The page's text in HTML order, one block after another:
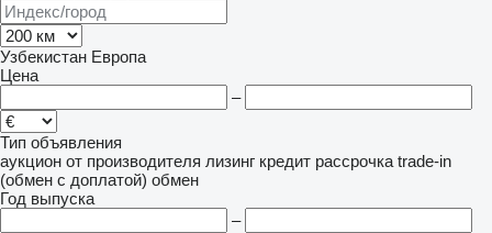
Узбекистан Европа
Цена
–
Тип объявления
аукцион от производителя лизинг кредит рассрочка trade-in
(обмен с доплатой) обмен
Год выпуска
–